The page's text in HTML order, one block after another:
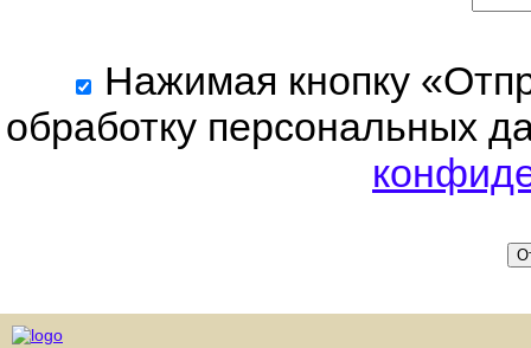
Нажимая кнопку
обработку персональных